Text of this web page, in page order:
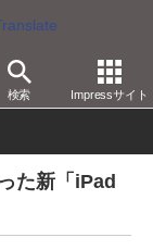
検索 Impressサイト
た新「iPad